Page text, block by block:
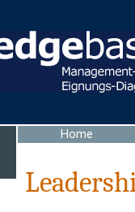
Home